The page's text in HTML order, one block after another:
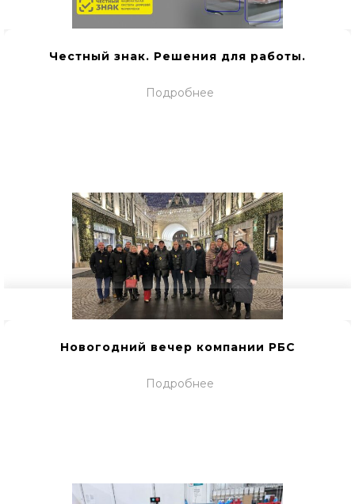
Честный знак. Решения для работы.
Подробнее
Новогодний вечер компании РБС
Подробнее